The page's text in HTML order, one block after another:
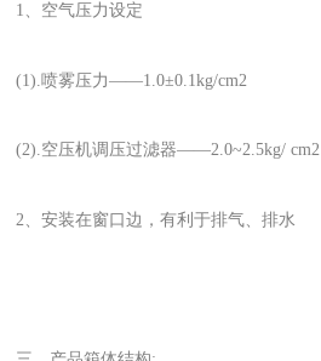
1、空气压力设定
(1).喷雾压力——1.0±0.1kg/cm2
(2).空压机调压过滤器——2.0~2.5kg/ cm2
2、安装在窗口边，有利于排气、排水